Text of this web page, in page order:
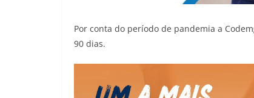
Por conta do período de pandemia a
90 dias.